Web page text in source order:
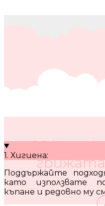
10
1. Хигиена:
Поддържайте
като използвате
къпане и редовно му